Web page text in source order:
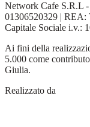
Network Cafe S.R.L -
01306520329 | REA:
Capitale Sociale i.v.:
Ai fini della
5.000 come
Giulia.
Realizzato da